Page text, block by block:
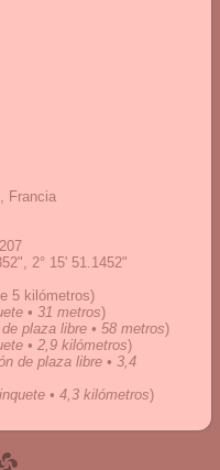
Francia
2° 15' 51.1452"
5 kilómetros)
• 31 metros)
plaza libre • 58 metros)
• 2,9 kilómetros)
de plaza libre • 3,4
• 4,3 kilómetros)